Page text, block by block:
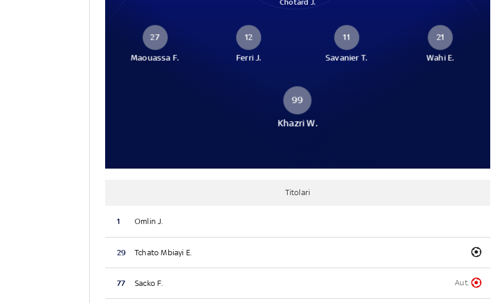
Chotard J.
27
Maouassa F.
12
Ferri J.
11
Savanier T.
21
Wahi E.
99
Khazri W.
Titolari
1 Omlin J.
29 Tchato Mbiayi E.
77 Sacko F. Aut.